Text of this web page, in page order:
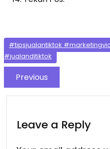
#tipsjualantiktok
#jualanditiktok
Previous
Leave a Reply